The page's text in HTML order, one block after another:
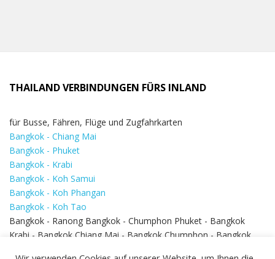
THAILAND VERBINDUNGEN FÜRS INLAND
für Busse, Fähren, Flüge und Zugfahrkarten
Bangkok - Chiang Mai
Bangkok - Phuket
Bangkok - Krabi
Bangkok - Koh Samui
Bangkok - Koh Phangan
Bangkok - Koh Tao
Bangkok - Ranong Bangkok - Chumphon Phuket - Bangkok
Krabi - Bangkok Chiang Mai - Bangkok Chumphon - Bangkok